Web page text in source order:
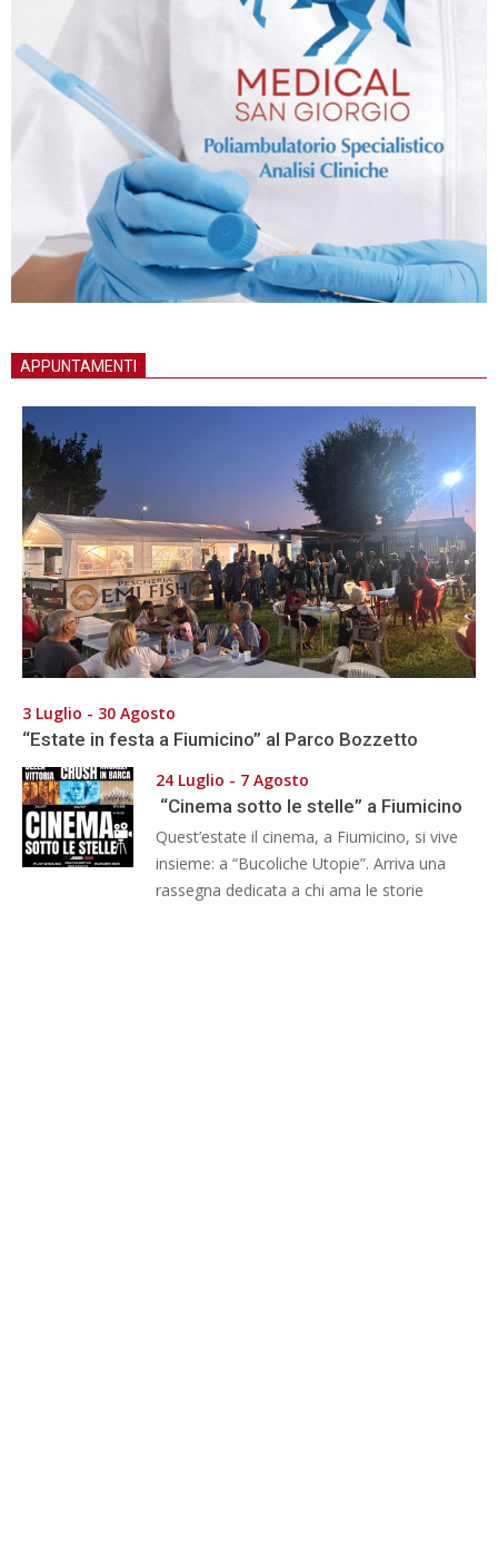
APPUNTAMENTI
3 Luglio - 30 Agosto
“Estate in festa a Fiumicino” al Parco Bozzetto
24 Luglio - 7 Agosto
“Cinema sotto le stelle” a Fiumicino
Quest’estate il cinema, a Fiumicino, si vive
insieme: a “Bucoliche Utopie”. Arriva una
rassegna dedicata a chi ama le storie